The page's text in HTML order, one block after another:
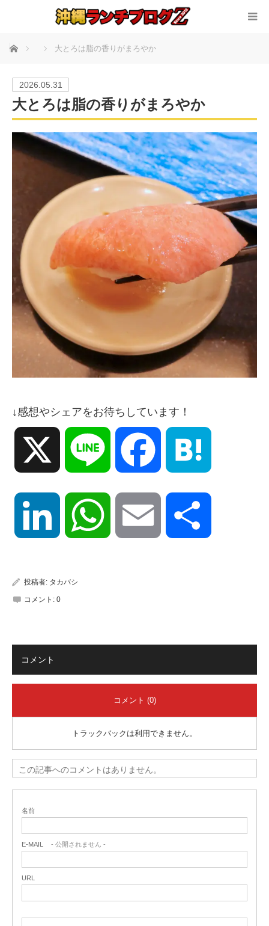
ホーム 大とろは脂の香りがまろやか
2026.05.31
大とろは脂の香りがまろやか
↓感想やシェアをお待ちしています！
Line Facebook
LinkedIn WhatsApp Email
投稿者: タカバシ
コメント: 0
コメント
コメント (0)
トラックバックは利用できません。
この記事へのコメントはありません。
名前
E-MAIL - 公開されません -
URL